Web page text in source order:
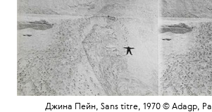
Джина Пейн, Sans titre, 1970 © Adagp,